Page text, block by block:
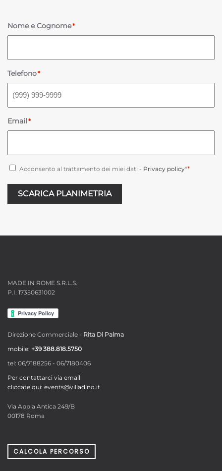
Nome e Cognome*
Telefono*
Email *
Consenso*
Acconsento al trattamento dei miei dati - Privacy policy"*
SCARICA PLANIMETRIA
MADE IN ROME S.R.L.S.
P.I. 17350631002
Direzione Commerciale - Rita Di Palma
mobile: +39 388.818.5750
tel: 06/7188256 - 06/7180406
Per contattarci via email
cliccate qui: events@villadino.it
Via Appia Antica 249/B
00178 Roma
CALCOLA PERCORSO